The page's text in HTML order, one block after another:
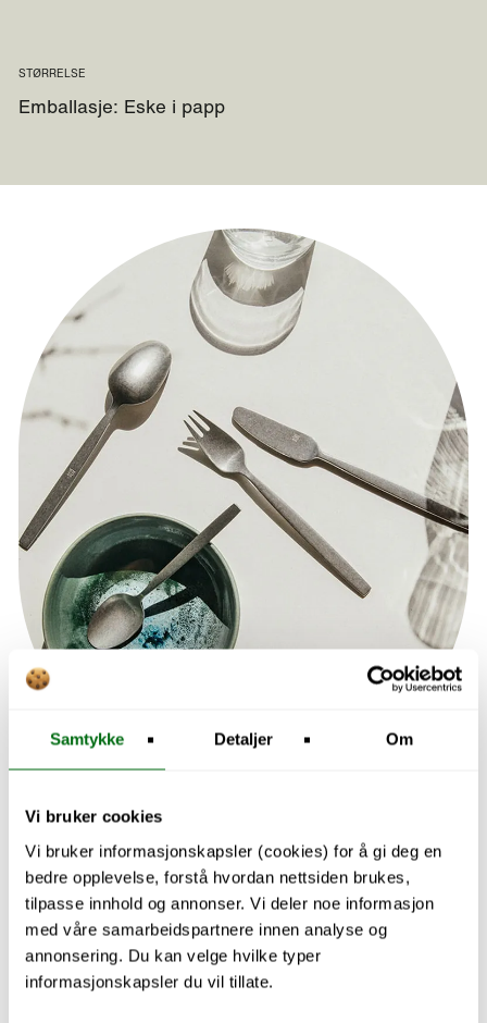
Samtykke Detaljer Om
Vi bruker cookies
Vi bruker informasjonskapsler (cookies) for å gi deg en
bedre opplevelse, forstå hvordan nettsiden brukes,
tilpasse innhold og annonser. Vi deler noe informasjon
med våre samarbeidspartnere innen analyse og
annonsering. Du kan velge hvilke typer
informasjonskapsler du vil tillate.
STØRRELSE
Emballasje: Eske i papp
Utforsk kjøkken